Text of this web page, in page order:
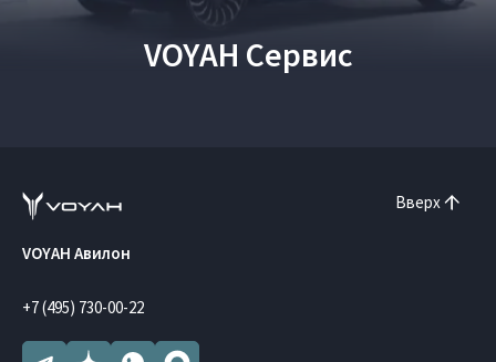
VOYAH Сервис
Вверх
VOYAH Авилон
+7 (495) 730-00-22